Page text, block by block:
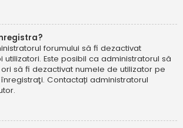
forumului să fi dezactivat
Este posibil ca administratorul să
să fi dezactivat numele de utilizator pe
Contactați administratorul